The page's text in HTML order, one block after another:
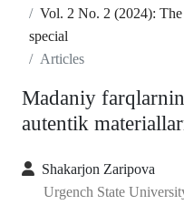
Vol. 2 No. 2 (2024):
special
Articles
Madaniy
autentik
Shakarjon Zaripova
Urgench State